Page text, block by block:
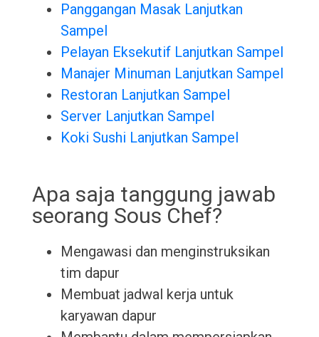
Panggangan Masak Lanjutkan
Sampel
Pelayan Eksekutif Lanjutkan Sampel
Manajer Minuman Lanjutkan Sampel
Restoran Lanjutkan Sampel
Server Lanjutkan Sampel
Koki Sushi Lanjutkan Sampel
Apa saja tanggung jawab
seorang Sous Chef?
Mengawasi dan menginstruksikan
tim dapur
Membuat jadwal kerja untuk
karyawan dapur